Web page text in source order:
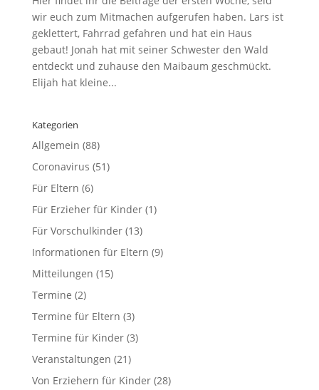
wir euch zum Mitmachen aufgerufen haben. Lars ist
geklettert, Fahrrad gefahren und hat ein Haus
gebaut! Jonah hat mit seiner Schwester den Wald
entdeckt und zuhause den Maibaum geschmückt.
Elijah hat kleine...
Kategorien
Allgemein (88)
Coronavirus (51)
Für Eltern (6)
Für Erzieher für Kinder(1)
Für Vorschulkinder(13)
Informationen für Eltern (9)
Mitteilungen (15)
Termine (2)
Termine für Eltern (3)
Termine für Kinder(3)
Veranstaltungen (21)
Von Erziehern für Kinder(28)